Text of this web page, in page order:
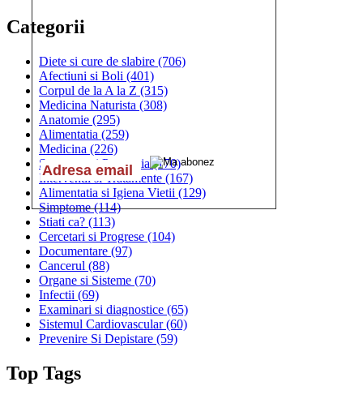
Categorii
Diete si cure de slabire (706)
Afectiuni si Boli (401)
Corpul de la A la Z (315)
Medicina Naturista (308)
Anatomie (295)
Alimentatia (259)
Medicina (226)
Sanatatea si Preventia(170)
Interventii si Tratamente (167)
Alimentatia si Igiena Vietii (129)
Simptome(114)
Stiati ca? (113)
Cercetari si Progrese (104)
Documentare (97)
Cancerul (88)
Organe si Sisteme (70)
Infectii (69)
Examinari si diagnostice (65)
Sistemul Cardiovascular(60)
Prevenire Si Depistare (59)
Top Tags